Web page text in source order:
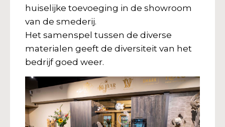
huiselijke toevoeging in de showroom
van de smederij.
Het samenspel tussen de diverse
materialen geeft de diversiteit van het
bedrijf goed weer.